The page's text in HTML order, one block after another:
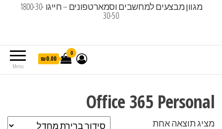
מגוון מבצעים למחשבים וסמארטפונים – חייגו 1800-30-
30-50
Menu
0
₪0.00
Office 365 Personal
מציג תוצאה אחת